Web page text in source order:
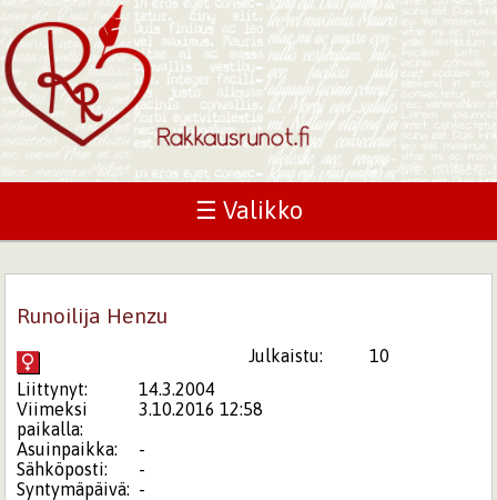
☰ Valikko
Runoilija Henzu
Julkaistu:
10
Liittynyt:
14.3.2004
Viimeksi
paikalla:
3.10.2016 12:58
Asuinpaikka:
-
Sähköposti:
-
Syntymäpäivä: -